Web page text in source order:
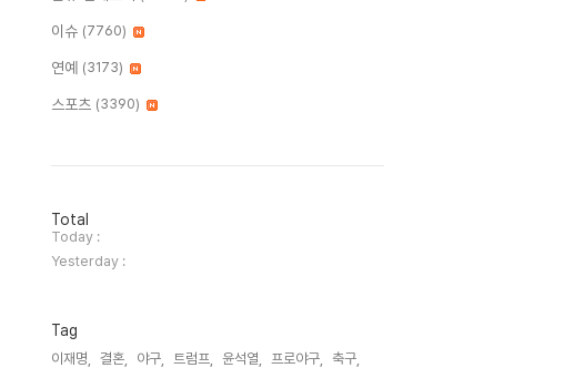
이슈 (7760)
연예 (3173)
스포츠 (3390)
방
문
자
수
Total
Today :
Yesterday :
Tag
이재명, 결혼, 야구, 트럼프, 윤석열, 프로야구,
축구,